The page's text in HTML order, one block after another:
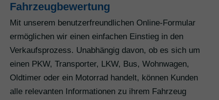
Fahrzeugbewertung
Mit unserem benutzerfreundlichen Online-Formular
ermöglichen wir einen einfachen Einstieg in den
Verkaufsprozess. Unabhängig davon, ob es sich um
einen PKW, Transporter, LKW, Bus, Wohnwagen,
Oldtimer oder ein Motorrad handelt, können Kunden
alle relevanten Informationen zu ihrem Fahrzeug